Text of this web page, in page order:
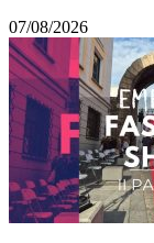
07/08/2026